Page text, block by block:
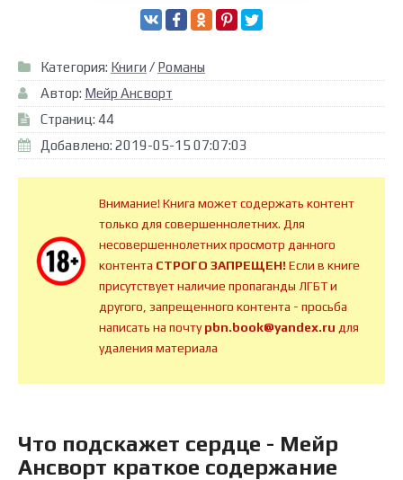
Категория: Книги / Романы
Автор: Мейр Ансворт
Страниц: 44
Добавлено: 2019-05-15 07:07:03
Внимание! Книга может содержать контент
только для совершеннолетних. Для
несовершеннолетних просмотр данного
контента СТРОГО ЗАПРЕЩЕН!Если в книге
присутствует наличие пропаганды ЛГБТ и
другого, запрещенного контента - просьба
написать на почтуpbn.book@yandex.ru для
удаления материала
Что подскажет сердце - Мейр
Ансворт краткое содержание